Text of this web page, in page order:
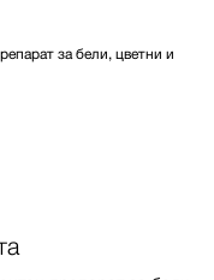
за бели, цветни и